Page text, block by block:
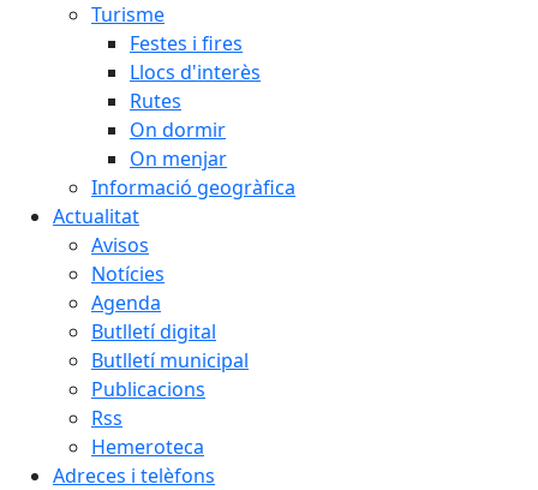
Turisme
Festes i fires
Llocs d'interès
Rutes
On dormir
On menjar
Informació geogràfica
Actualitat
Avisos
Notícies
Agenda
Butlletí digital
Butlletí municipal
Publicacions
Rss
Hemeroteca
Adreces i telèfons